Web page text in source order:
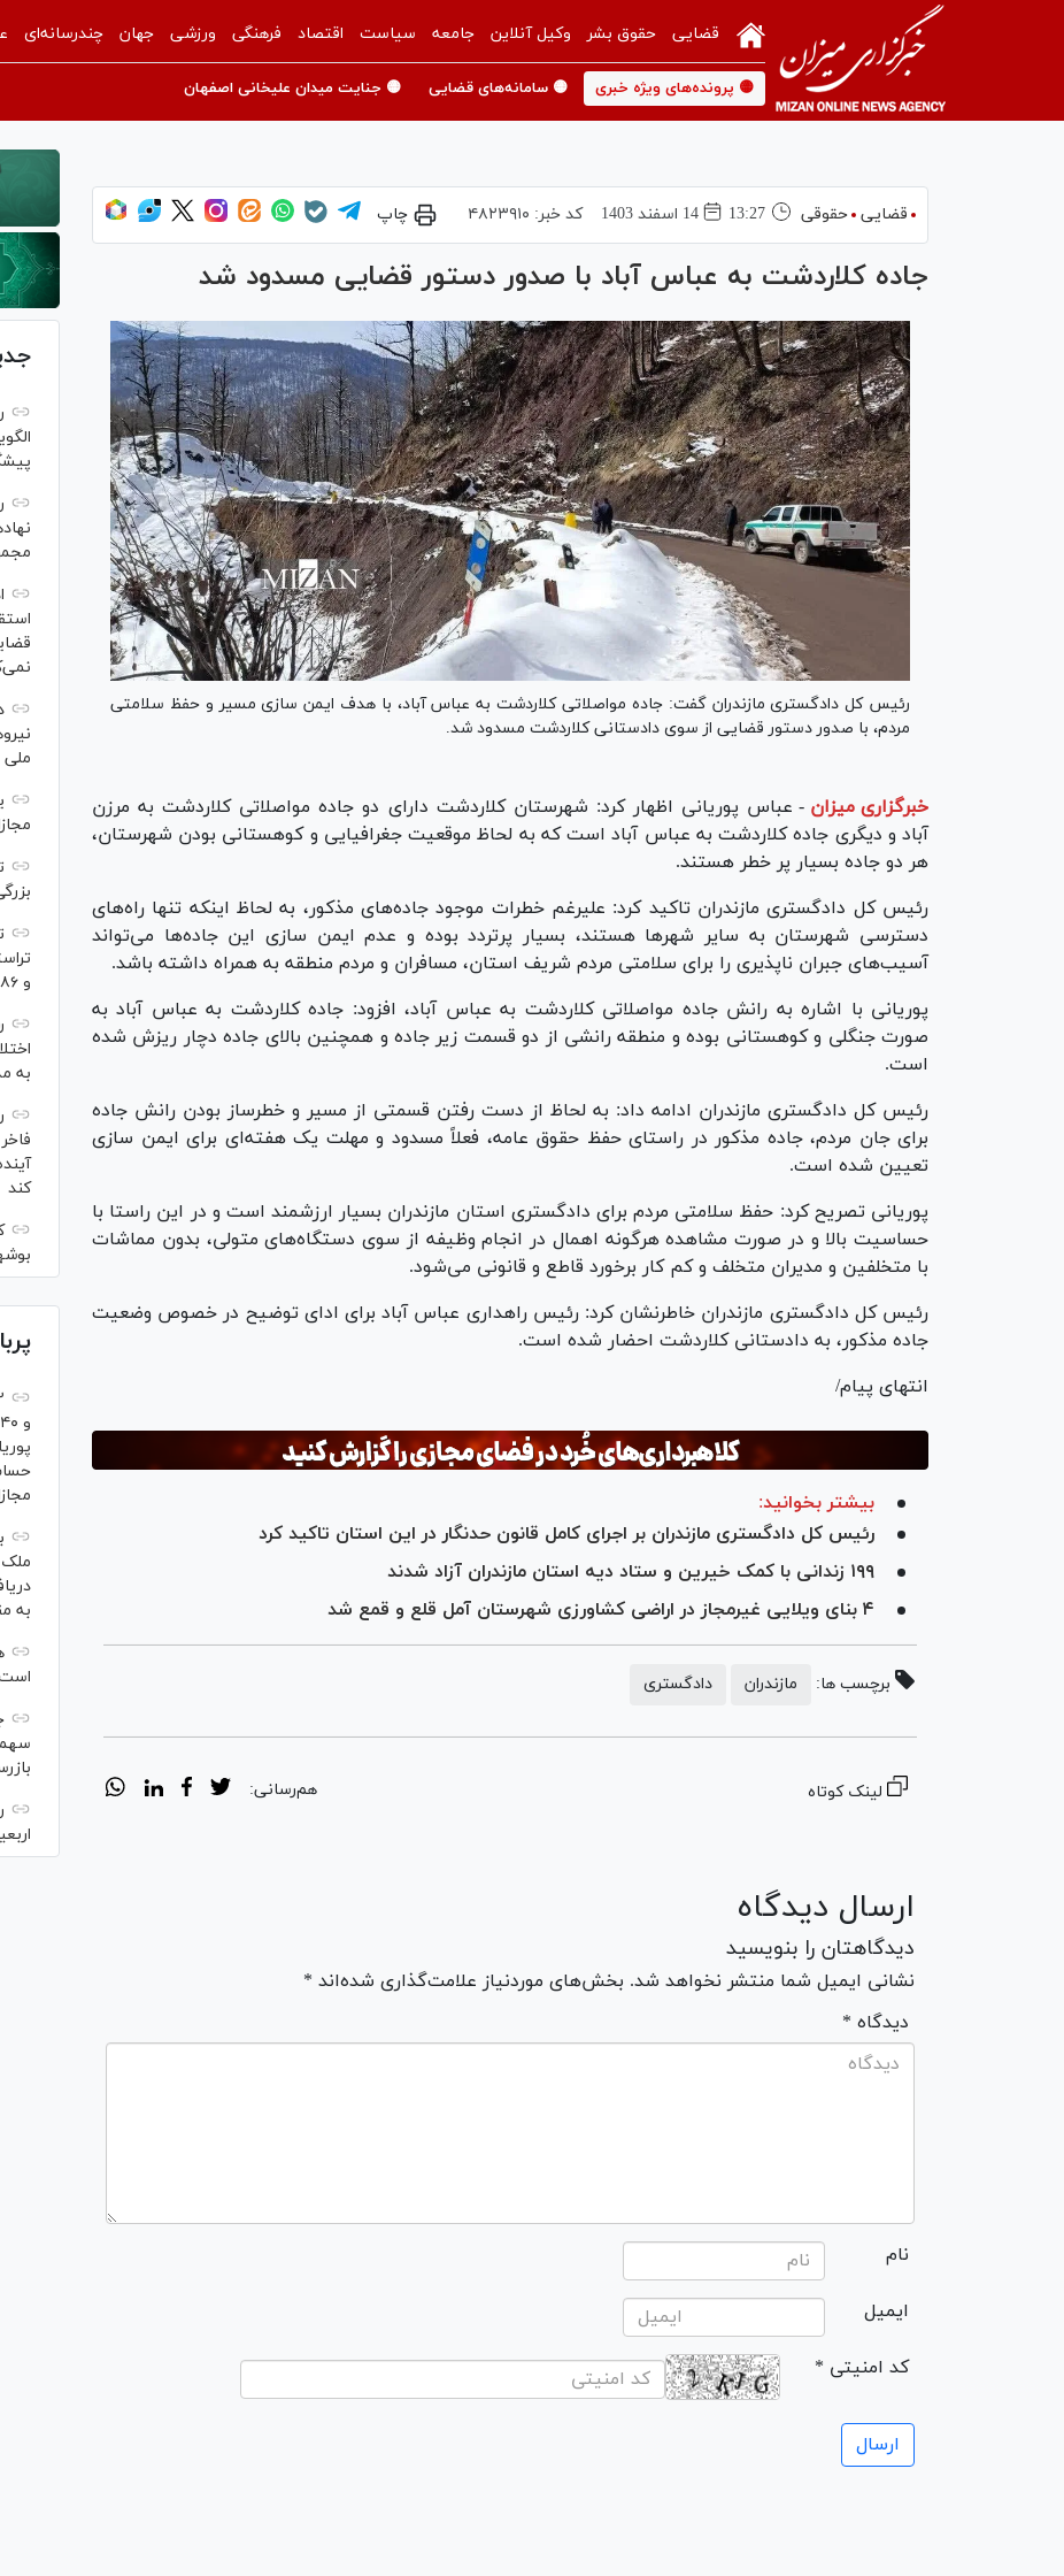
قضایی حقوق بشر وکیل آنلاین جامعه سیاست اقتصاد فرهنگی ورزشی جهان چندرسانه‌ای
🟡 پرونده‌های ویژه خبری 🟡 سامانه‌های قضایی 🟡 جنایت میدان علیخانی اصفهان
قضایی حقوقی 13:27 14 اسفند 1403 کد خبر: ۴۸۲۳۹۱۰ چاپ
جاده کلاردشت به عباس آباد با صدور دستور قضایی مسدود شد
رئیس کل دادگستری مازندران گفت: جاده مواصلاتی کلاردشت به عباس آباد، با هدف ایمن سازی مسیر و حفظ سلامتی
مردم، با صدور دستور قضایی از سوی دادستانی کلاردشت مسدود شد.
خبرگزاری میزان - عباس پوریانی اظهار کرد: شهرستان کلاردشت دارای دو جاده مواصلاتی کلاردشت به مرزن
آباد و دیگری جاده کلاردشت به عباس آباد است که به لحاظ موقعیت جغرافیایی و کوهستانی بودن شهرستان،
هر دو جاده بسیار پر خطر هستند.
رئیس کل دادگستری مازندران تاکید کرد: علیرغم خطرات موجود جاده‌های مذکور، به لحاظ اینکه تنها راه‌های
دسترسی شهرستان به سایر شهر‌ها هستند، بسیار پرتردد بوده و عدم ایمن سازی این جاده‌ها می‌تواند
آسیب‌های جبران ناپذیری را برای سلامتی مردم شریف استان، مسافران و مردم منطقه به همراه داشته باشد.
پوریانی با اشاره به رانش جاده مواصلاتی کلاردشت به عباس آباد، افزود: جاده کلاردشت به عباس آباد به
صورت جنگلی و کوهستانی بوده و منطقه رانشی از دو قسمت زیر جاده و همچنین بالای جاده دچار ریزش شده
است.
رئیس کل دادگستری مازندران ادامه داد: به لحاظ از دست رفتن قسمتی از مسیر و خطرساز بودن رانش جاده
برای جان مردم، جاده مذکور در راستای حفظ حقوق عامه، فعلاً مسدود و مهلت یک هفته‌ای برای ایمن سازی
تعیین شده است.
پوریانی تصریح کرد: حفظ سلامتی مردم برای دادگستری استان مازندران بسیار ارزشمند است و در این راستا با
حساسیت بالا و در صورت مشاهده هرگونه اهمال در انجام وظیفه از سوی دستگاه‌های متولی، بدون مماشات
با متخلفین و مدیران متخلف و کم کار برخورد قاطع و قانونی می‌شود.
رئیس کل دادگستری مازندران خاطرنشان کرد: رئیس راهداری عباس آباد برای ادای توضیح در خصوص وضعیت
جاده مذکور، به دادستانی کلاردشت احضار شده است.
انتهای پیام/
بیشتر بخوانید:
رئیس کل دادگستری مازندران بر اجرای کامل قانون حدنگار در این استان تاکید کرد
۱۹۹ زندانی با کمک خیرین و ستاد دیه استان مازندران آزاد شدند
۴ بنای ویلایی غیرمجاز در اراضی کشاورزی شهرستان آمل قلع و قمع شد
برچسب ها: مازندران دادگستری
لینک کوتاه هم‌رسانی:
ارسال دیدگاه
دیدگاهتان را بنویسید
نشانی ایمیل شما منتشر نخواهد شد. بخش‌های موردنیاز علامت‌گذاری شده‌اند *
* دیدگاه
نام
ایمیل
* کد امنیتی
ملی
و ۸۶ واحد آپارتمان
به
کند
بوشهر/ ۶۲ درصد زندانیان
ملک
به